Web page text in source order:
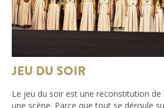
JEU DU SOIR
Le jeu du soir est une reconstitution
une scène. Parce que tout se déroule